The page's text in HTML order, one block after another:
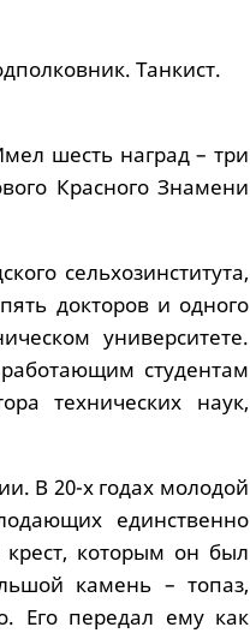
Танкист.
шесть наград – три
Красного Знамени
сельхозинститута,
докторов и одного
университете.
студентам
технических наук,
В 20-х годах молодой
единственно
которым он был
камень – топаз,
Его передал ему как